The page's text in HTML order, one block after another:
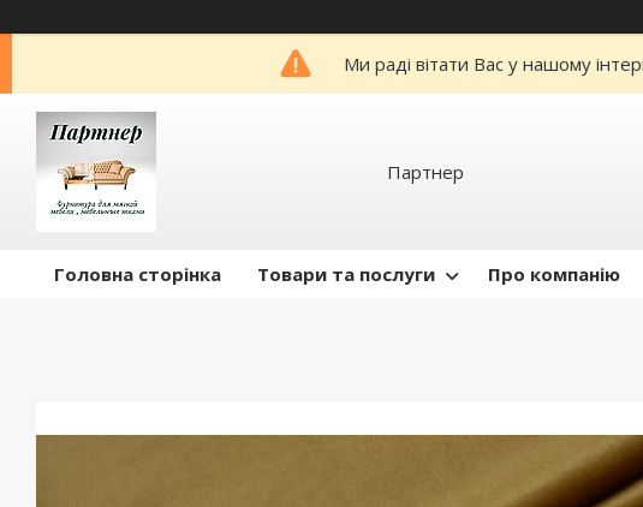
Ми раді вітати Вас у нашому
Партнер
Головна сторінка Товари та послуги Про компанію